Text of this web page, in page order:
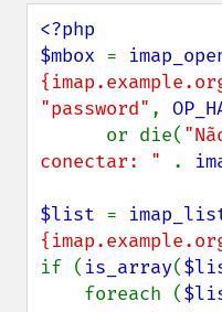
<?php
$mbox =
"password" ,
      or die(
conectar: "
.
$list =
if ( is_array(
    foreach (